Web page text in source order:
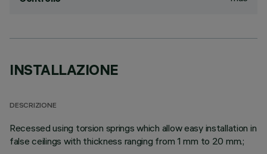
INSTALLAZIONE
DESCRIZIONE
Recessed using torsion springs which allow easy installation in
false ceilings with thickness ranging from 1 mm to 20 mm.;